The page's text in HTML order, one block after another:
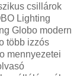
csillárok
Lighting
Globo modern
több izzós
mennyezetei